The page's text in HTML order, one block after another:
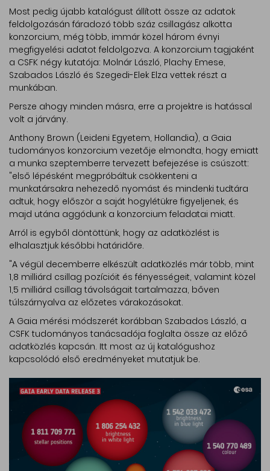
Most pedig újabb katalógust állított össze az adatok
feldolgozásán fáradozó több száz csillagász alkotta
konzorcium, még több, immár közel három évnyi
megfigyelési adatot feldolgozva. A konzorcium tagjaként
a CSFK négy kutatója: Molnár László, Plachy Emese,
Szabados László és Szegedi-Elek Elza vettek részt a
munkában.
Persze ahogy minden másra, erre a projektre is hatással
volt a járvány.
Anthony Brown (Leideni Egyetem, Hollandia), a Gaia
tudományos konzorcium vezetője elmondta, hogy emiatt
a munka szeptemberre tervezett befejezése is csúszott:
"első lépésként megpróbáltuk csökkenteni a
munkatársakra nehezedő nyomást és mindenki tudtára
adtuk, hogy először a saját hogylétükre figyeljenek, és
majd utána aggódunk a konzorcium feladatai miatt.
Arról is egyből döntöttünk, hogy az adatközlést is
elhalasztjuk későbbi határidőre.
"A végül decemberre elkészült adatközlés már több, mint
1,8 milliárd csillag pozícióit és fényességeit, valamint közel
1,5 milliárd csillag távolságait tartalmazza, bőven
túlszárnyalva az előzetes várakozásokat.
A Gaia mérési módszerét korábban Szabados László, a
CSFK tudományos tanácsadója foglalta össze az előző
adatközlés kapcsán. Itt most az új katalógushoz
kapcsolódó első eredményeket mutatjuk be.